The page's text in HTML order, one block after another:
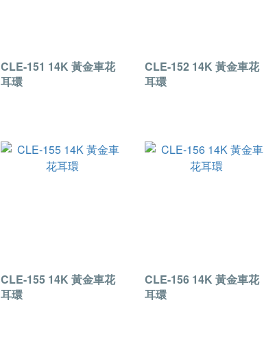
CLE-151 14K 黃金車花
耳環
CLE-152 14K 黃金車花
耳環
CLE-155 14K 黃金車花
耳環
CLE-156 14K 黃金車花
耳環